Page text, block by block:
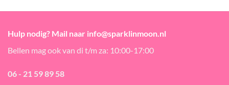
Hulp nodig? Mail naar info@sparklinmoon.nl
Bellen mag ook van di t/m za: 10:00-17:00
06 - 21 59 89 58